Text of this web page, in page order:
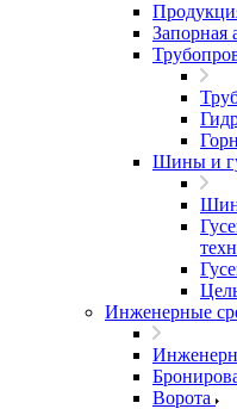
Запорная
Шины и
Инженерные
Ворота